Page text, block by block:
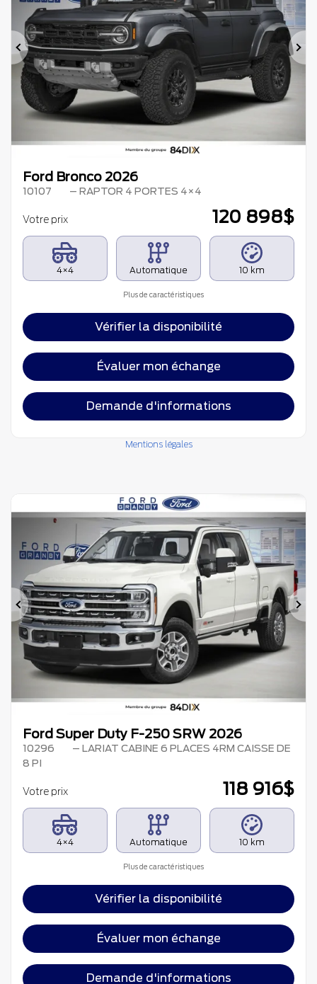
Précédent
Ford Bronco 2026
10107 – RAPTOR 4 PORTES 4×4
Votre prix 120 898$
4×4 Automatique 10 km
Plus de caractéristiques
Vérifier la disponibilité
Évaluer mon échange
Demande d'informations
Mentions légales
Précédent
Ford Super Duty F-250 SRW 2026
10296
– LARIAT CABINE 6 PLACES 4RM CAISSE DE
8 PI
Votre prix 118 916$
4×4 Automatique 10 km
Plus de caractéristiques
Vérifier la disponibilité
Évaluer mon échange
Demande d'informations